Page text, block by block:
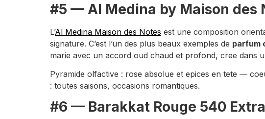
#5 — Al Medina by Maison des
L’Al Medina Maison des Notes est une composition
signature. C’est l’un des plus beaux exemples de parfum
marie avec un accord oud chaud et profond, cree dans
Pyramide olfactive : rose absolue et epices en tete —
: toutes saisons, occasions romantiques.
#6 — Barakkat Rouge 540